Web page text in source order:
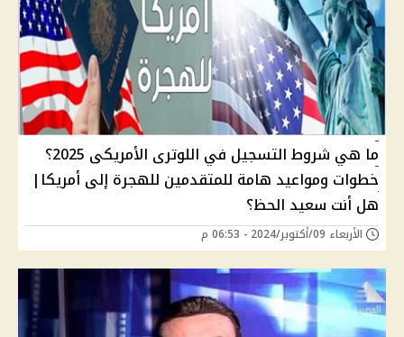
ما هي شروط التسجيل في اللوترى الأمريكى 2025؟
خطوات ومواعيد هامة للمتقدمين للهجرة إلى أمريكا|
هل أنت سعيد الحظ؟
الأربعاء 09/أكتوبر/2024 - 06:53 م